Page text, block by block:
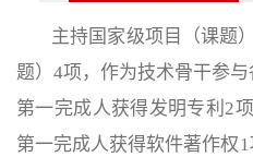
主持国家级项目（课题）
题）4项，作为技术骨干参
第一完成人获得发明专利2
第一完成人获得软件著作权